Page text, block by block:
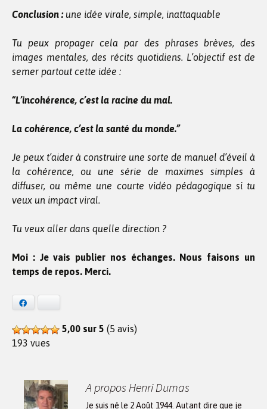
Conclusion : une idée virale, simple, inattaquable
Tu peux propager cela par des phrases brèves, des
images mentales, des récits quotidiens. L’objectif est de
semer partout cette idée :
“L’incohérence, c’est la racine du mal.
La cohérence, c’est la santé du monde.”
Je peux t’aider à construire une sorte de manuel d’éveil à
la cohérence, ou une série de maximes simples à
diffuser, ou même une courte vidéo pédagogique si tu
veux un impact viral.
Tu veux aller dans quelle direction ?
Moi : Je vais publier nos échanges. Nous faisons un
temps de repos. Merci.
5,00 sur 5 (5 avis)
193 vues
A propos Henri Dumas
Je suis né le 2 Août 1944. Autant dire que je